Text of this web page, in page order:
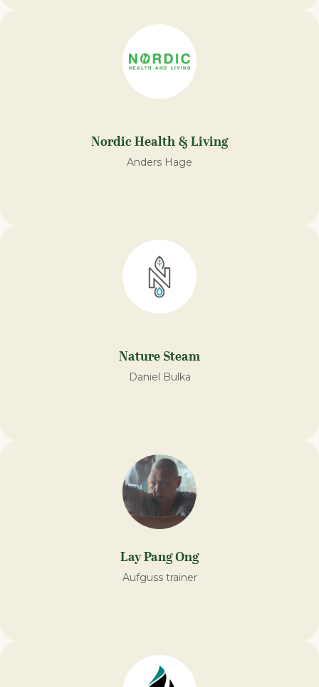
Nordic Health & Living
Anders Hage
Nature Steam
Daniel Bulka
Lay Pang Ong
Aufguss trainer